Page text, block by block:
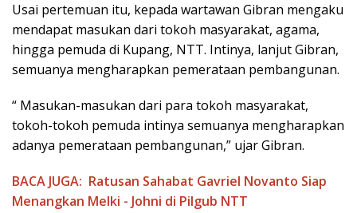
Usai pertemuan itu, kepada wartawan Gibran mengaku
mendapat masukan dari tokoh masyarakat, agama,
hingga pemuda di Kupang, NTT. Intinya, lanjut Gibran,
semuanya mengharapkan pemerataan pembangunan.
“ Masukan-masukan dari para tokoh masyarakat,
tokoh-tokoh pemuda intinya semuanya mengharapkan
adanya pemerataan pembangunan,” ujar Gibran.
BACA JUGA: Ratusan Sahabat Gavriel Novanto Siap
Menangkan Melki - Johni di Pilgub NTT